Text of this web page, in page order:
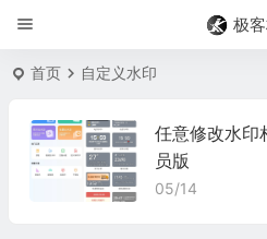
极
首页 自定义水印
任意修改水印
员版
05/14